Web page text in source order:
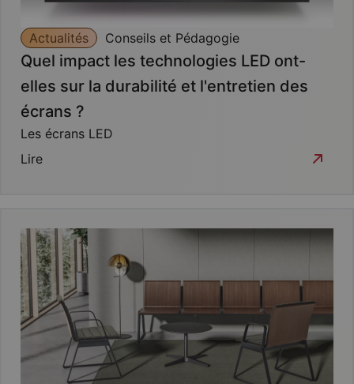
Actualités Conseils et Pédagogie
Quel impact les technologies LED ont-
elles sur la durabilité et l'entretien des
écrans ?
Les écrans LED
Lire